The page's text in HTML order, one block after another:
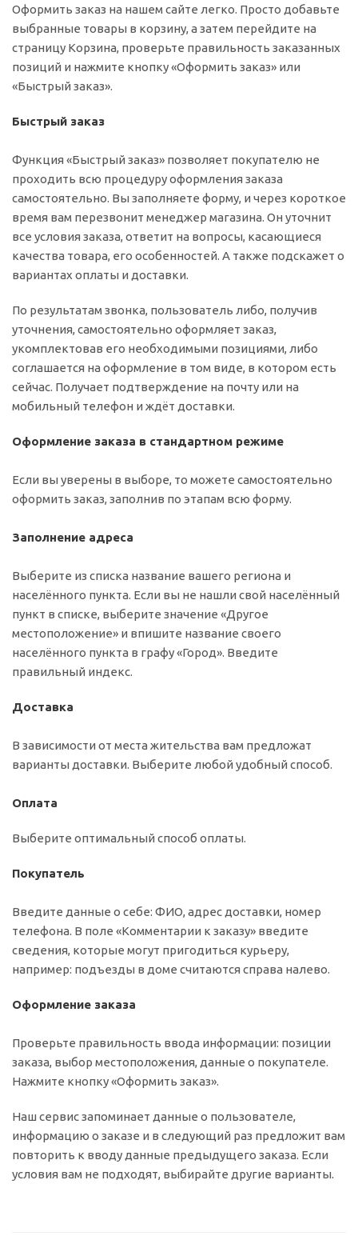
Оформить заказ на нашем сайте легко. Просто добавьте
выбранные товары в корзину, а затем перейдите на
страницу Корзина, проверьте правильность заказанных
позиций и нажмите кнопку «Оформить заказ» или
«Быстрый заказ».
Быстрый заказ
Функция «Быстрый заказ» позволяет покупателю не
проходить всю процедуру оформления заказа
самостоятельно. Вы заполняете форму, и через короткое
время вам перезвонит менеджер магазина. Он уточнит
все условия заказа, ответит на вопросы, касающиеся
качества товара, его особенностей. А также подскажет о
вариантах оплаты и доставки.
По результатам звонка, пользователь либо, получив
уточнения, самостоятельно оформляет заказ,
укомплектовав его необходимыми позициями, либо
соглашается на оформление в том виде, в котором есть
сейчас. Получает подтверждение на почту или на
мобильный телефон и ждёт доставки.
Оформление заказа в стандартном режиме
Если вы уверены в выборе, то можете самостоятельно
оформить заказ, заполнив по этапам всю форму.
Заполнение адреса
Выберите из списка название вашего региона и
населённого пункта. Если вы не нашли свой населённый
пункт в списке, выберите значение «Другое
местоположение» и впишите название своего
населённого пункта в графу «Город». Введите
правильный индекс.
Доставка
В зависимости от места жительства вам предложат
варианты доставки. Выберите любой удобный способ.
Оплата
Выберите оптимальный способ оплаты.
Покупатель
Введите данные о себе: ФИО, адрес доставки, номер
телефона. В поле «Комментарии к заказу» введите
сведения, которые могут пригодиться курьеру,
например: подъезды в доме считаются справа налево.
Оформление заказа
Проверьте правильность ввода информации: позиции
заказа, выбор местоположения, данные о покупателе.
Нажмите кнопку «Оформить заказ».
Наш сервис запоминает данные о пользователе,
информацию о заказе и в следующий раз предложит вам
повторить к вводу данные предыдущего заказа. Если
условия вам не подходят, выбирайте другие варианты.